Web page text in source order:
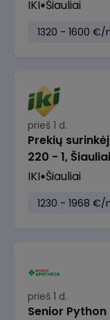
IKI Šiauliai
1320 - 1600 €/
prieš 1 d.
Prekių
220 - 1, Šiauliai
IKI Šiauliai
1230 - 1968 €/
prieš 1 d.
Senior